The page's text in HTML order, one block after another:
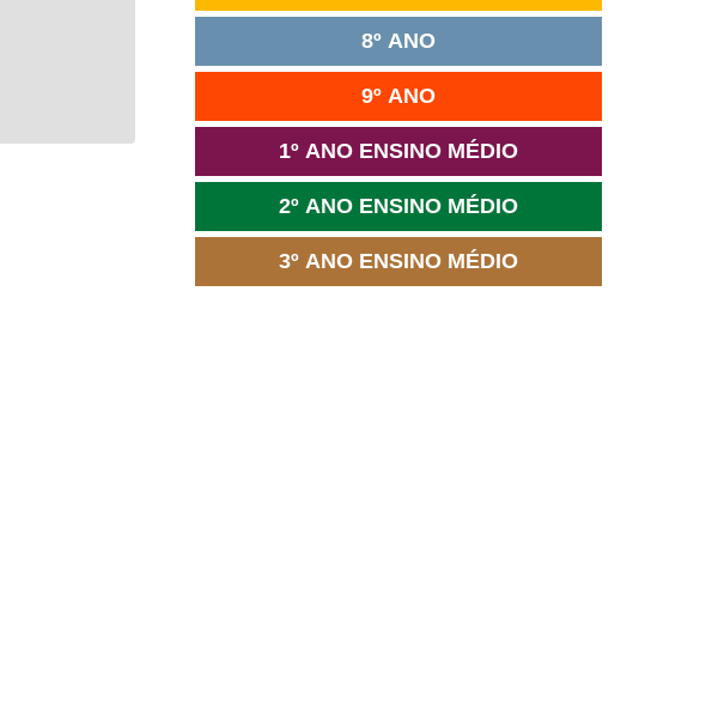
8º ANO
9º ANO
1º ANO ENSINO MÉDIO
2º ANO ENSINO MÉDIO
3º ANO ENSINO MÉDIO